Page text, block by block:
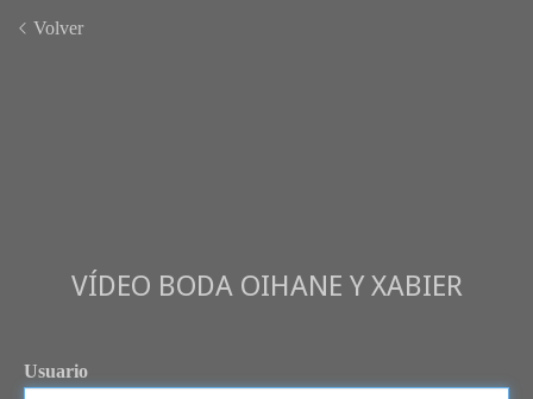
Volver
VÍDEO BODA OIHANE Y XABIER
Usuario